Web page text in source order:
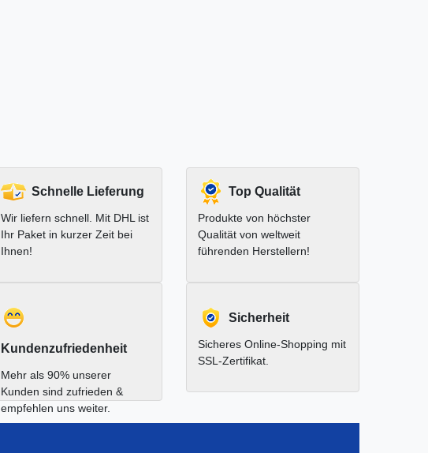
Schnelle Lieferung
Wir liefern schnell. Mit DHL ist
Ihr Paket in kurzer Zeit bei
Ihnen!
Top Qualität
Produkte von höchster
Qualität von weltweit
führenden Herstellern!
Kundenzufriedenheit
Mehr als 90% unserer
Kunden sind zufrieden &
empfehlen uns weiter.
Sicherheit
Sicheres Online-Shopping mit
SSL-Zertifikat.